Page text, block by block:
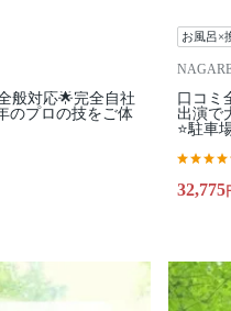
般対応🌟完全自社
のプロの技をご体
お風呂×
口コミ
出演で
⭐駐車
32,775